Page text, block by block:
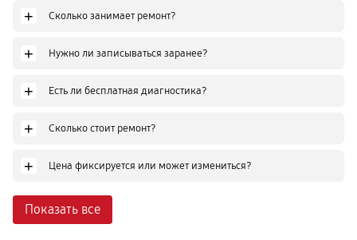
+ Сколько занимает ремонт?
+ Нужно ли записываться заранее?
+ Есть ли бесплатная диагностика?
+ Сколько стоит ремонт?
+ Цена фиксируется или может измениться?
Показать все